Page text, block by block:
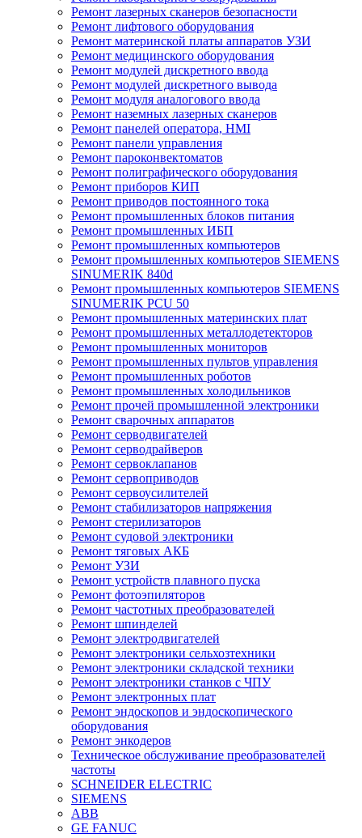
Ремонт лазерных сканеров безопасности
Ремонт лифтового оборудования
Ремонт материнской платы аппаратов УЗИ
Ремонт медицинского оборудования
Ремонт модулей дискретного ввода
Ремонт модулей дискретного вывода
Ремонт модуля аналогового ввода
Ремонт наземных лазерных сканеров
Ремонт панелей оператора, HMI
Ремонт панели управления
Ремонт пароконвектоматов
Ремонт полиграфического оборудования
Ремонт приборов КИП
Ремонт приводов постоянного тока
Ремонт промышленных блоков питания
Ремонт промышленных ИБП
Ремонт промышленных компьютеров
Ремонт промышленных компьютеров SIEMENS
SINUMERIK 840d
Ремонт промышленных компьютеров SIEMENS
SINUMERIK PCU 50
Ремонт промышленных материнских плат
Ремонт промышленных металлодетекторов
Ремонт промышленных мониторов
Ремонт промышленных пультов управления
Ремонт промышленных роботов
Ремонт промышленных холодильников
Ремонт прочей промышленной электроники
Ремонт сварочных аппаратов
Ремонт серводвигателей
Ремонт серводрайверов
Ремонт сервоклапанов
Ремонт сервоприводов
Ремонт сервоусилителей
Ремонт стабилизаторов напряжения
Ремонт стерилизаторов
Ремонт судовой электроники
Ремонт тяговых АКБ
Ремонт УЗИ
Ремонт устройств плавного пуска
Ремонт фотоэпиляторов
Ремонт частотных преобразователей
Ремонт шпинделей
Ремонт электродвигателей
Ремонт электроники сельхозтехники
Ремонт электроники складской техники
Ремонт электроники станков с ЧПУ
Ремонт электронных плат
Ремонт эндоскопов и эндоскопического
оборудования
Ремонт энкодеров
Техническое обслуживание преобразователей
частоты
SCHNEIDER ELECTRIC
SIEMENS
ABB
GE FANUC